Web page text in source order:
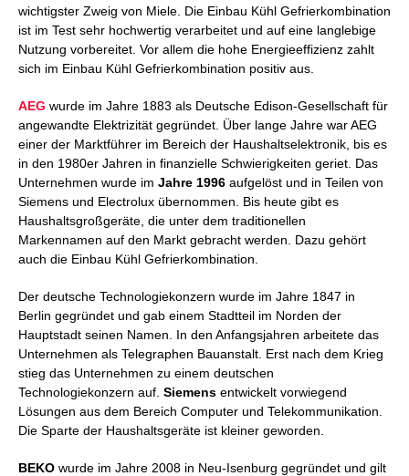
wichtigster Zweig von Miele. Die Einbau Kühl Gefrierkombination
ist im Test sehr hochwertig verarbeitet und auf eine langlebige
Nutzung vorbereitet. Vor allem die hohe Energieeffizienz zahlt
sich im Einbau Kühl Gefrierkombination positiv aus.
AEG wurde im Jahre 1883 als Deutsche Edison-Gesellschaft für
angewandte Elektrizität gegründet. Über lange Jahre war AEG
einer der Marktführer im Bereich der Haushaltselektronik, bis es
in den 1980er Jahren in finanzielle Schwierigkeiten geriet. Das
Unternehmen wurde im Jahre 1996 aufgelöst und in Teilen von
Siemens und Electrolux übernommen. Bis heute gibt es
Haushaltsgroßgeräte, die unter dem traditionellen
Markennamen auf den Markt gebracht werden. Dazu gehört
auch die Einbau Kühl Gefrierkombination.
Der deutsche Technologiekonzern wurde im Jahre 1847 in
Berlin gegründet und gab einem Stadtteil im Norden der
Hauptstadt seinen Namen. In den Anfangsjahren arbeitete das
Unternehmen als Telegraphen Bauanstalt. Erst nach dem Krieg
stieg das Unternehmen zu einem deutschen
Technologiekonzern auf. Siemens entwickelt vorwiegend
Lösungen aus dem Bereich Computer und Telekommunikation.
Die Sparte der Haushaltsgeräte ist kleiner geworden.
BEKO wurde im Jahre 2008 in Neu-Isenburg gegründet und gilt